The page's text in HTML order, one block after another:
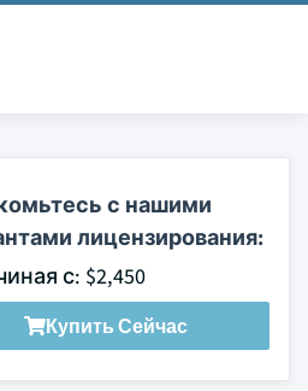
с нашими
лицензирования:
с: $2,450
Купить Сейчас